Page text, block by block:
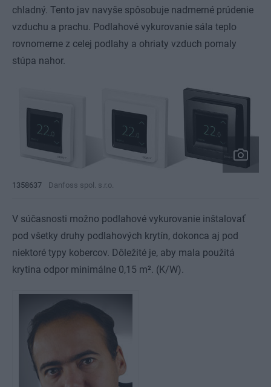
chladný. Tento jav navyše spôsobuje nadmerné prúdenie
vzduchu a prachu. Podlahové vykurovanie sála teplo
rovnomerne z celej podlahy a ohriaty vzduch pomaly
stúpa nahor.
1358637 Danfoss spol. s.r.o.
V súčasnosti možno podlahové vykurovanie inštalovať
pod všetky druhy podlahových krytín, dokonca aj pod
niektoré typy kobercov. Dôležité je, aby mala použitá
krytina odpor minimálne 0,15 m². (K/W).